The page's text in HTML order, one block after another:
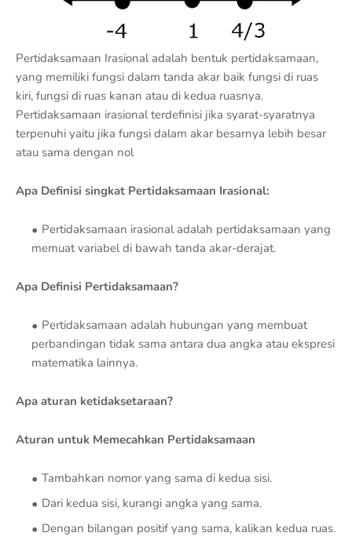
Pertidaksamaan Irasional adalah bentuk pertidaksamaan,
yang memiliki fungsi dalam tanda akar baik fungsi di ruas
kiri, fungsi di ruas kanan atau di kedua ruasnya.
Pertidaksamaan irasional terdefinisi jika syarat-syaratnya
terpenuhi yaitu jika fungsi dalam akar besarnya lebih besar
atau sama dengan nol
Apa Definisi singkat Pertidaksamaan Irasional:
Pertidaksamaan irasional adalah pertidaksamaan yang
memuat variabel di bawah tanda akar-derajat.
Apa Definisi Pertidaksamaan?
Pertidaksamaan adalah hubungan yang membuat
perbandingan tidak sama antara dua angka atau ekspresi
matematika lainnya.
Apa aturan ketidaksetaraan?
Aturan untuk Memecahkan Pertidaksamaan
Tambahkan nomor yang sama di kedua sisi.
Dari kedua sisi, kurangi angka yang sama.
Dengan bilangan positif yang sama, kalikan kedua ruas.